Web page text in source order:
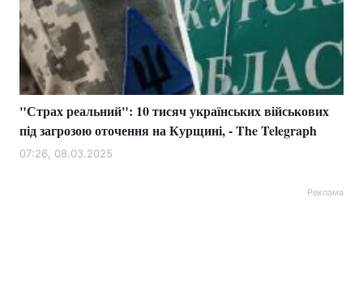
"Страх реальний": 10 тисяч українських військових
під загрозою оточення на Курщині, - The Telegraph
07:26, 08.03.2025
Реклама